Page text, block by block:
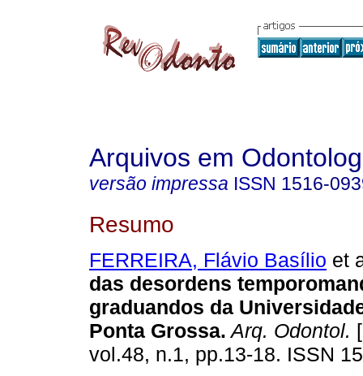
Arquivos em
versão impressa ISSN 1516-
Resumo
FERREIRA, Flávio Basílio et
das desordens
graduandos da
Ponta Grossa. Arq. Odontol.
vol.48, n.1, pp.13-18. ISSN